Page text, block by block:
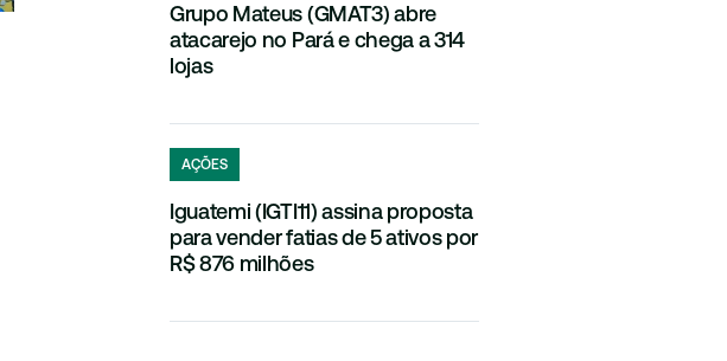
Grupo Mateus (GMAT3) abre
atacarejo no Pará e chega a 314
lojas
AÇÕES
Iguatemi (IGTI11) assina proposta
para vender fatias de 5 ativos por
R$ 876 milhões